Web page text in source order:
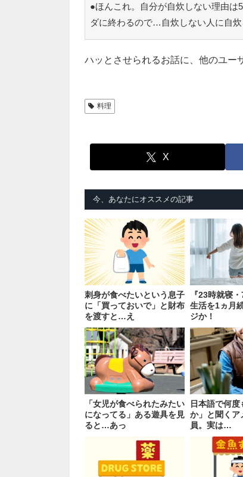
●ほんこれ。自分が自炊しない理由は
ダに終わるので…自炊しない人に自
ハッとさせられるお話に、他のユー
料理
X
今、あなたにオススメの記事
刺身が食べたいという息子
に「買っておいで」と財布
を渡すと…え
『23時就寝
生活を1ヵ月
ジか！
「女児が食べられたみたい
になってる」ある遊具を見
ると…あっ
日本語で何
か」と聞くア
員。実は…